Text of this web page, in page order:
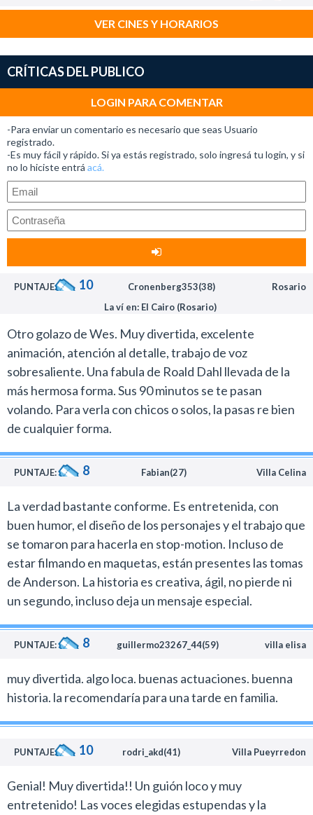
VER CINES Y HORARIOS
CRÍTICAS DEL PUBLICO
LOGIN PARA COMENTAR
-Para enviar un comentario es necesario que seas Usuario
registrado.
-Es muy fácil y rápido. Si ya estás registrado, solo ingresá tu login, y si
no lo hiciste entrá acá.
PUNTAJE: 10 Cronenberg353(38)
Rosario
La ví en: El Cairo (Rosario)
Otro golazo de Wes. Muy divertida, excelente
animación, atención al detalle, trabajo de voz
sobresaliente. Una fabula de Roald Dahl llevada de la
más hermosa forma. Sus 90 minutos se te pasan
volando. Para verla con chicos o solos, la pasas re bien
de cualquier forma.
PUNTAJE: 8 Fabian(27) Villa Celina
La verdad bastante conforme. Es entretenida, con
buen humor, el diseño de los personajes y el trabajo que
se tomaron para hacerla en stop-motion. Incluso de
estar filmando en maquetas, están presentes las tomas
de Anderson. La historia es creativa, ágil, no pierde ni
un segundo, incluso deja un mensaje especial.
PUNTAJE: 8 guillermo23267_44(59) villa elisa
muy divertida. algo loca. buenas actuaciones. buenna
historia. la recomendaría para una tarde en familia.
PUNTAJE: 10 rodri_akd(41) Villa Pueyrredon
Genial! Muy divertida!! Un guión loco y muy
entretenido! Las voces elegidas estupendas y la